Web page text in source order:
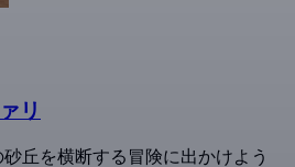
リ
丘を横断する冒険に出かけよう